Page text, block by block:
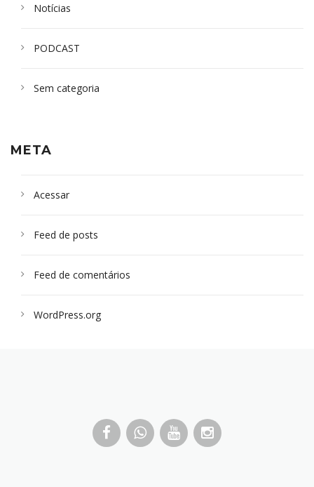
Notícias
PODCAST
Sem categoria
META
Acessar
Feed de posts
Feed de comentários
WordPress.org